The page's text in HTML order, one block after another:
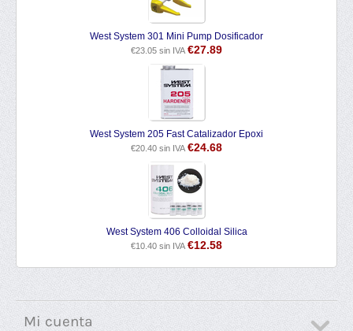
West System 301 Mini Pump Dosificador
€23.05 sin IVA €27.89
West System 205 Fast Catalizador Epoxi
€20.40 sin IVA €24.68
West System 406 Colloidal Silica
€10.40 sin IVA €12.58
Mi cuenta